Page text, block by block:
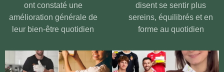
ont constaté une
amélioration générale de
leur bien-être quotidien
disent se sentir plus
sereins, équilibrés et en
forme au quotidien